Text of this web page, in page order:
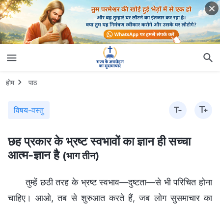
होम पाठ
विषय-वस्तु
छह प्रकार के भ्रष्ट स्वभावों का ज्ञान ही सच्चा
आत्म-ज्ञान है (भाग तीन)
तुम्हें छठी तरह के भ्रष्ट स्वभाव—दुष्टता—से भी परिचित होना
चाहिए। आओ, तब से शुरुआत करते हैं, जब लोग सुसमाचार का